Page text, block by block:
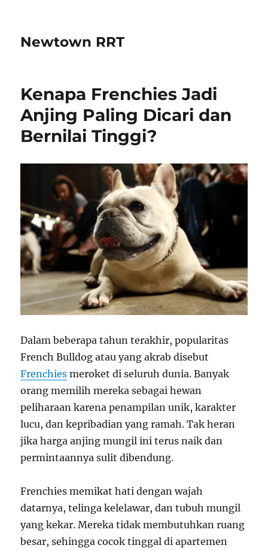
Newtown RRT
Kenapa Frenchies Jadi
Anjing Paling Dicari dan
Bernilai Tinggi?
Dalam beberapa tahun terakhir, popularitas
French Bulldog atau yang akrab disebut
Frenchies meroket di seluruh dunia. Banyak
orang memilih mereka sebagai hewan
peliharaan karena penampilan unik, karakter
lucu, dan kepribadian yang ramah. Tak heran
jika harga anjing mungil ini terus naik dan
permintaannya sulit dibendung.
Frenchies memikat hati dengan wajah
datarnya, telinga kelelawar, dan tubuh mungil
yang kekar. Mereka tidak membutuhkan ruang
besar, sehingga cocok tinggal di apartemen